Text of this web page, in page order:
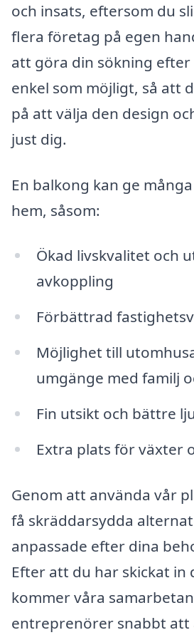
och insats, eftersom du
flera företag på egen
att göra din sökning efter
enkel som möjligt, så att
på att välja den design
just dig.
En balkong kan ge
hem, såsom:
Ökad livskvalitet och
avkoppling
Förbättrad
Möjlighet till
umgänge med familj
Fin utsikt och bättre
Extra plats för växter
Genom att använda vår
få skräddarsydda
anpassade efter dina
Efter att du har skickat in
kommer våra
entreprenörer snabbt att